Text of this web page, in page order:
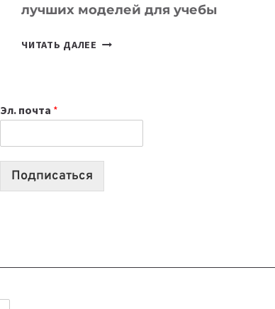
лучших моделей для учебы
ЧИТАТЬ ДАЛЕЕ КАКОЙ
2026:
10
Эл. почта *
Подписаться